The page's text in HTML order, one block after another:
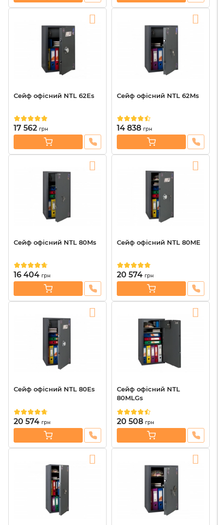
Сейф офісний NTL 62Es
17 562 грн
Сейф офісний NTL 62Ms
14 838 грн
Сейф офісний NTL 80Ms
16 404 грн
Сейф офісний NTL 80ME
20 574 грн
Сейф офісний NTL 80Es
20 574 грн
Сейф офісний NTL
80MLGs
20 508 грн